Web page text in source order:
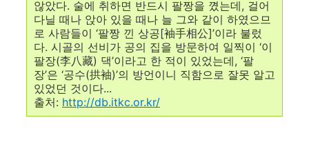
않았다. 술에 취하면 반드시 팔짱을 꼈는데, 걸어
다닐 때나 앉아 있을 때나 늘 그와 같이 하였으므
로 사람들이 ‘팔짱 낀 상공[袖手相公]’이라 불렀
다. 시골의 선비가 공의 집을 방문하여 일찍이 ‘이
팔장(李八藏) 댁’이라고 한 적이 있었는데, ‘팔
장’은 ‘공수(拱袖)’의 방언이니 직함으로 잘못 알고
있었던 것이다...
출처: http://db.itkc.or.kr/